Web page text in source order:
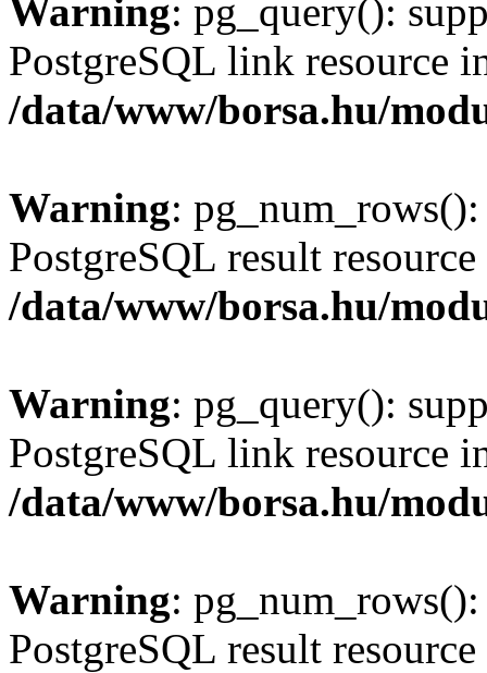
Warning: pg_query():
PostgreSQL link resource
/data/www/borsa.hu/
Warning:
PostgreSQL result
/data/www/borsa.hu/
Warning: pg_query():
PostgreSQL link resource
/data/www/borsa.hu/
Warning:
PostgreSQL result